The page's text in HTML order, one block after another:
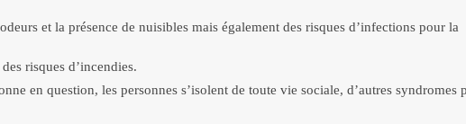
et la présence de nuisibles mais également des risques d’infections pour la
risques d’incendies.
en question, les personnes s’isolent de toute vie sociale, d’autres syndromes